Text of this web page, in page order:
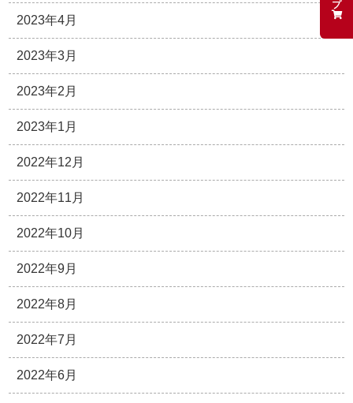
2023年4月
2023年3月
2023年2月
2023年1月
2022年12月
2022年11月
2022年10月
2022年9月
2022年8月
2022年7月
2022年6月